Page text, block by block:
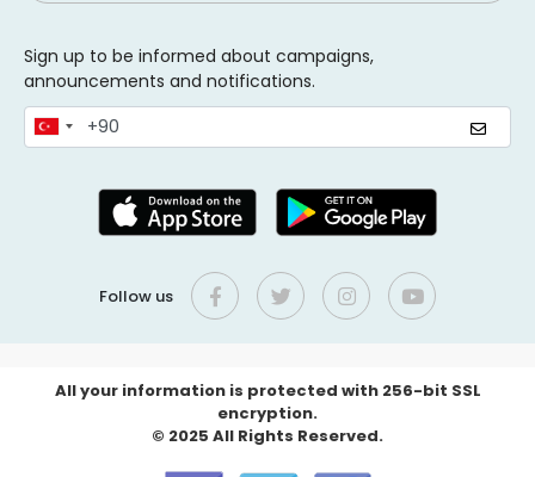
Sign up to be informed about campaigns,
announcements and notifications.
Follow us
All your information is protected with 256-bit SSL
encryption.
© 2025 All Rights Reserved.